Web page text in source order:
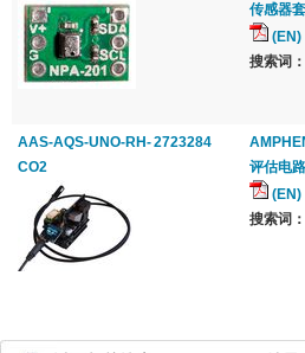
传感器
(EN)
搜索词
AAS-AQS-UNO-RH-
CO2
2723284
评估电
(EN)
搜索词